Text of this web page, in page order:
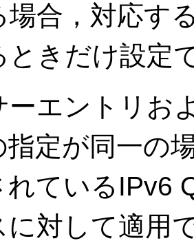
場合，対応す
ときだけ設定
ーエントリお
指定が同一の
れているIPv6
に対して適用